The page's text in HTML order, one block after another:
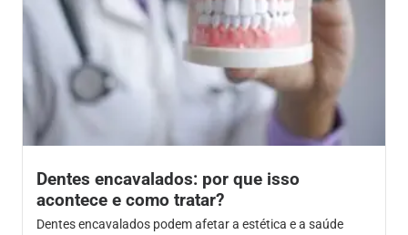
Dentes encavalados: por que isso
acontece e como tratar?
Dentes encavalados podem afetar a estética e a saúde